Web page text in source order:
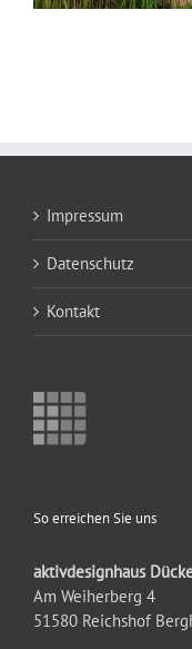
Impressum
Datenschutz
Kontakt
So erreichen Sie uns
aktivdesignhaus
Am Weiherberg 4
51580 Reichshof